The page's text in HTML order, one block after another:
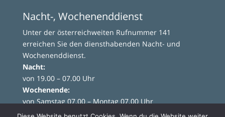
Nacht-, Wochenenddienst
Unter der österreichweiten Rufnummer 141
erreichen Sie den diensthabenden Nacht- und
Wochenenddienst.
Nacht:
von 19.00 – 07.00 Uhr
Wochenende:
von Samstag 07.00 – Montag 07.00 Uhr